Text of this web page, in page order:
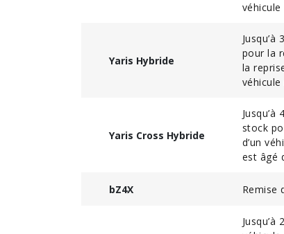
Yaris Hybride
pour la
la
Yaris Cross Hybride
stock
d’un
est âgé
bZ4X Remise